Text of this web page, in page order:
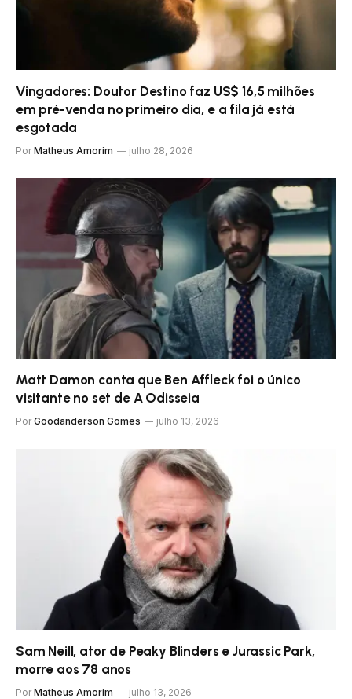
Vingadores: Doutor Destino faz US$ 16,5 milhões
em pré-venda no primeiro dia, e a fila já está
esgotada
Por Matheus Amorim julho 28, 2026
Matt Damon conta que Ben Affleck foi o único
visitante no set de A Odisseia
Por Goodanderson Gomes julho 13, 2026
Sam Neill, ator de Peaky Blinders e Jurassic Park,
morre aos 78 anos
Por Matheus Amorim julho 13, 2026